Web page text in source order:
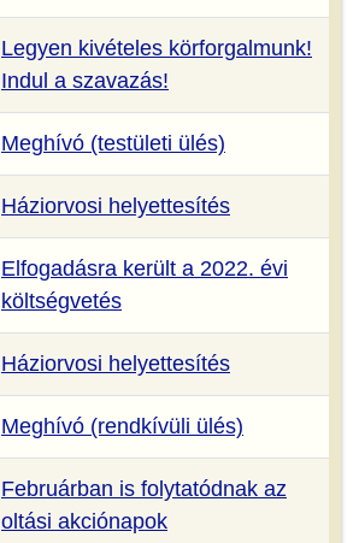
Legyen kivételes körforgalmunk!
Indul a szavazás!
Meghívó (testületi ülés)
Háziorvosi helyettesítés
Elfogadásra került a 2022. évi
költségvetés
Háziorvosi helyettesítés
Meghívó (rendkívüli ülés)
Februárban is folytatódnak az
oltási akciónapok